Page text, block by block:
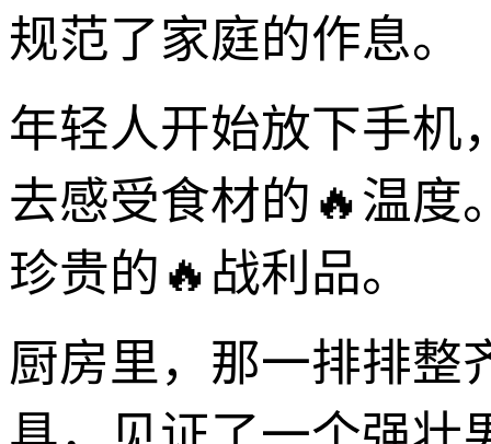
规范了家庭的作息。
年轻人开始放下手机
去感受食材的🔥温度
珍贵的🔥战利品。
厨房里，那一排排整